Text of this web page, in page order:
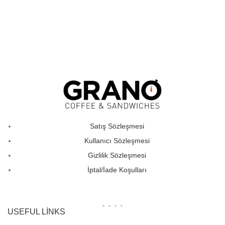
Satış Sözleşmesi
Kullanıcı Sözleşmesi
Gizlilik Sözleşmesi
İptal/İade Koşulları
USEFUL LINKS